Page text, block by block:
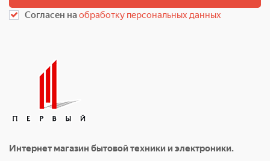
Согласен наобработку персональных данных
Интернет магазин бытовой техники и электроники.